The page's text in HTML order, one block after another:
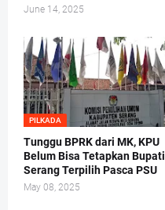
June 14, 2025
PILKADA
Tunggu BPRK dari MK, KPU
Belum Bisa Tetapkan Bupati
Serang Terpilih Pasca PSU
May 08, 2025